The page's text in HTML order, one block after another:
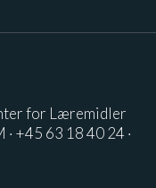
for Læremidler
+45 63 18 40 24 ·